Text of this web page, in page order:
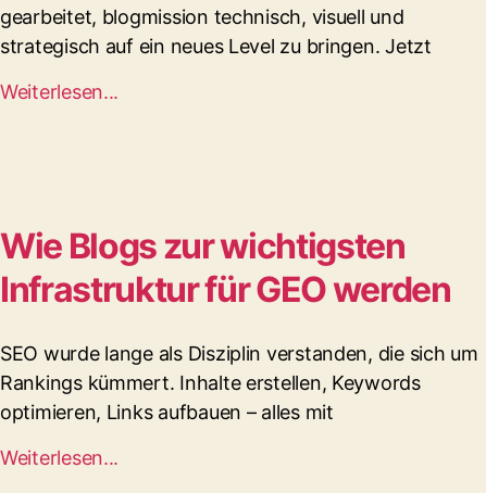
gearbeitet, blogmission technisch, visuell und
strategisch auf ein neues Level zu bringen. Jetzt
Weiterlesen...
Wie Blogs zur wichtigsten
Infrastruktur für GEO werden
SEO wurde lange als Disziplin verstanden, die sich um
Rankings kümmert. Inhalte erstellen, Keywords
optimieren, Links aufbauen – alles mit
Weiterlesen...